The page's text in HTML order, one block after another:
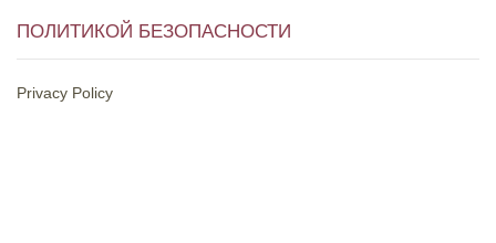
ПОЛИТИКОЙ БЕЗОПАСНОСТИ
Privacy Policy